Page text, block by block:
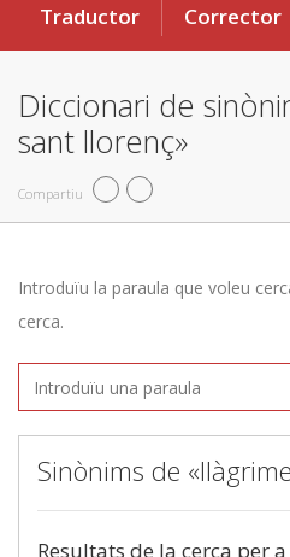
Traductor Corrector
Diccionari de
sant llorenç»
Compartiu
Introduïu la paraula que voleu
cerca.
Sinònims de
Resultats de la cerca per a